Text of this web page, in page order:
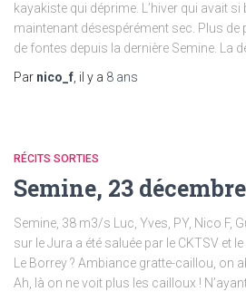
kayakiste qui déprime. L’hiver qui avait
maintenant désespérément sec. Plus de
de fontes depuis la dernière Semine. La
Par nico_f , il y a 8 ans
RÉCITS SORTIES
Semine, 23
Semine, 38 m3/s Luc, Yves, PY, Nico F,
sur le Jura a été saluée par le CKTSV et
Le Borrey ? Ambiance gratte-caillou, on
Ah, là on ne voit plus les cailloux !